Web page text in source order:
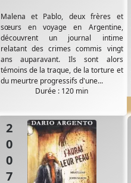
Malena et Pablo, deux frères et
sœurs en voyage en Argentine,
découvrent un journal intime
relatant des crimes commis vingt
ans auparavant. Ils sont alors
témoins de la traque, de la torture et
du meurtre progressifs d'une...
Durée : 120 min
2007